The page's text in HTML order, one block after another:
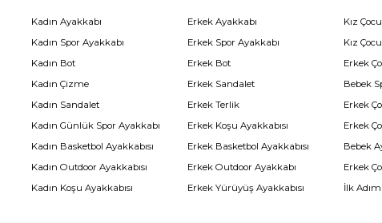
Kadın Ayakkabı
Kadın Spor Ayakkabı
Kadın Bot
Kadın Çizme
Kadın Sandalet
Kadın Günlük Spor Ayakkabı
Kadın Basketbol Ayakkabısı
Kadın Outdoor Ayakkabısı
Kadın Koşu Ayakkabısı
Erkek Ayakkabı
Erkek Spor Ayakkabı
Erkek Bot
Erkek Sandalet
Erkek Terlik
Erkek Koşu Ayakkabısı
Erkek Basketbol Ayakkabısı
Erkek Outdoor Ayakkabı
Erkek Yürüyüş Ayakkabısı
Kız
Kız
Erkek
Bebek
Erkek
Erkek
Bebek
Erkek
İlk Adım